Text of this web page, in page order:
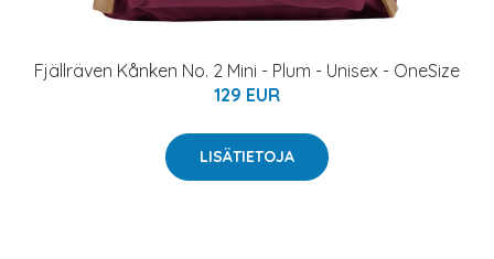
Fjällräven Kånken No. 2 Mini - Plum - Unisex - OneSize
129 EUR
LISÄTIETOJA